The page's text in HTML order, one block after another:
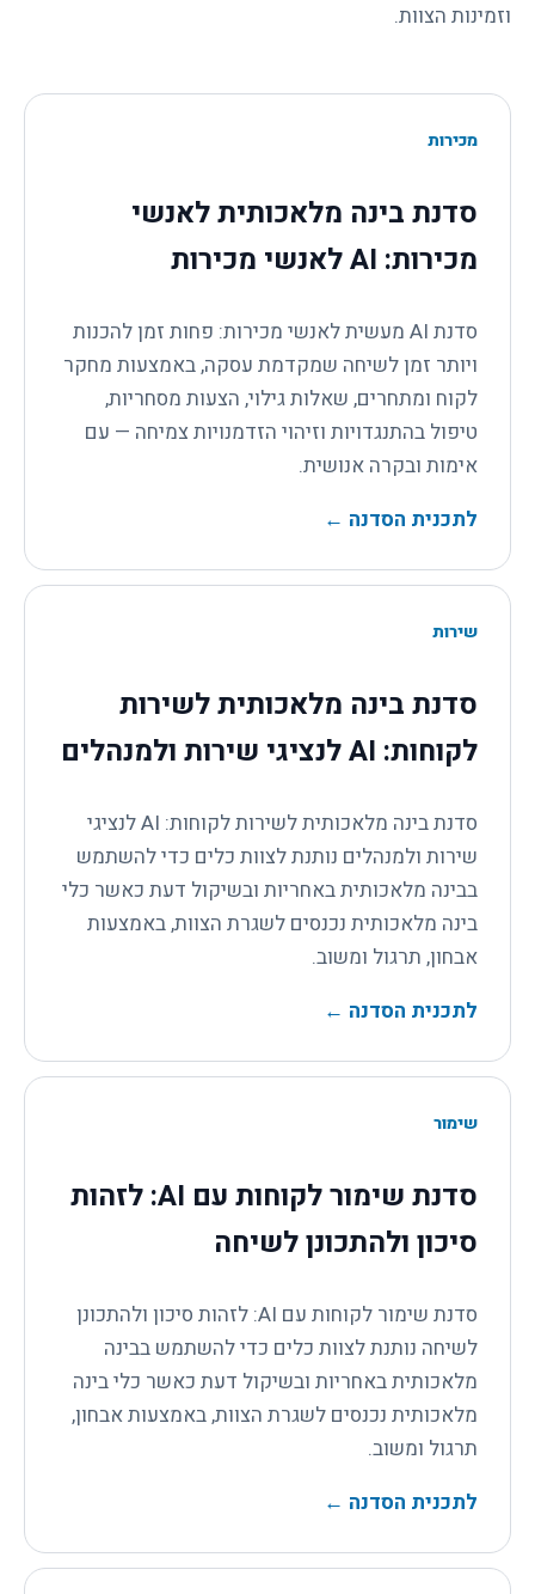
וזמינות הצוות.
מכירות
סדנת בינה מלאכותית לאנשי
מכירות: AI לאנשי מכירות
סדנת AI מעשית לאנשי מכירות: פחות זמן להכנות
ויותר זמן לשיחה שמקדמת עסקה, באמצעות מחקר
לקוח ומתחרים, שאלות גילוי, הצעות מסחריות,
טיפול בהתנגדויות וזיהוי הזדמנויות צמיחה — עם
אימות ובקרה אנושית.
לתכנית הסדנה ←
שירות
סדנת בינה מלאכותית לשירות
לקוחות: AI לנציגי שירות ולמנהלים
סדנת בינה מלאכותית לשירות לקוחות: AI לנציגי
שירות ולמנהלים נותנת לצוות כלים כדי להשתמש
בבינה מלאכותית באחריות ובשיקול דעת כאשר כלי
בינה מלאכותית נכנסים לשגרת הצוות, באמצעות
אבחון, תרגול ומשוב.
לתכנית הסדנה ←
שימור
סדנת שימור לקוחות עם AI: לזהות
סיכון ולהתכונן לשיחה
סדנת שימור לקוחות עם AI: לזהות סיכון ולהתכונן
לשיחה נותנת לצוות כלים כדי להשתמש בבינה
מלאכותית באחריות ובשיקול דעת כאשר כלי בינה
מלאכותית נכנסים לשגרת הצוות, באמצעות אבחון,
תרגול ומשוב.
לתכנית הסדנה ←